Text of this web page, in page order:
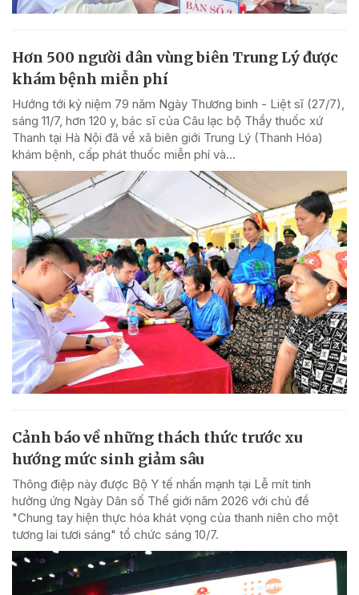
Hơn 500 người dân vùng biên Trung Lý được
khám bệnh miễn phí
Hướng tới kỷ niệm 79 năm Ngày Thương binh - Liệt sĩ (27/7),
sáng 11/7, hơn 120 y, bác sĩ của Câu lạc bộ Thầy thuốc xứ
Thanh tại Hà Nội đã về xã biên giới Trung Lý (Thanh Hóa)
khám bệnh, cấp phát thuốc miễn phí và...
Cảnh báo về những thách thức trước xu
hướng mức sinh giảm sâu
Thông điệp này được Bộ Y tế nhấn mạnh tại Lễ mít tinh
hưởng ứng Ngày Dân số Thế giới năm 2026 với chủ đề
"Chung tay hiện thực hóa khát vọng của thanh niên cho một
tương lai tươi sáng" tổ chức sáng 10/7.